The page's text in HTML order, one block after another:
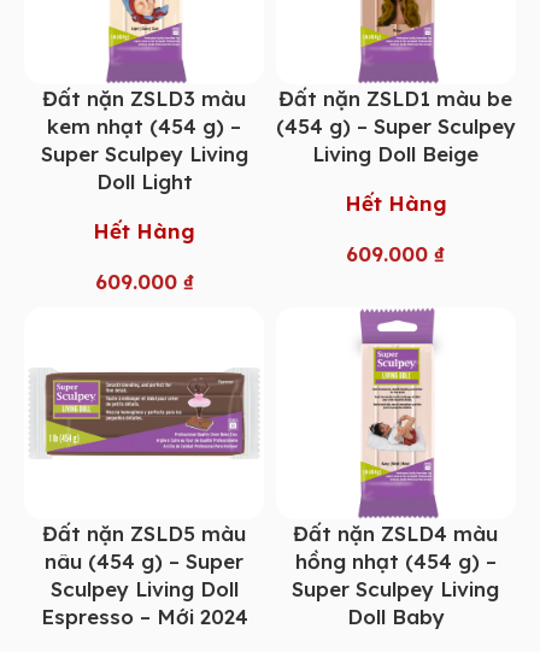
Đất nặn ZSLD3 màu
kem nhạt (454 g) –
Super Sculpey Living
Doll Light
Hết Hàng
609.000 ₫
Đất nặn ZSLD1 màu be
(454 g) – Super Sculpey
Living Doll Beige
Hết Hàng
609.000₫
Đất nặn ZSLD5 màu
nâu (454 g) – Super
Sculpey Living Doll
Espresso – Mới 2024
Đất nặn ZSLD4 màu
hồng nhạt (454 g) –
Super Sculpey Living
Doll Baby